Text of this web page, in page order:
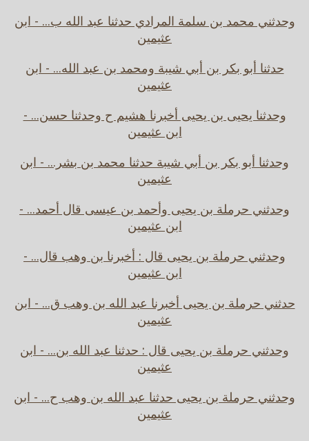
وحدثني محمد بن سلمة المرادي حدثنا عبد الله ب... - ابن
عثيمين
حدثنا أبو بكر بن أبي شيبة ومحمد بن عبد الله... - ابن
عثيمين
وحدثنا يحيى بن يحيى أخبرنا هشيم ح وحدثنا حسن... -
ابن عثيمين
وحدثنا أبو بكر بن أبي شيبة حدثنا محمد بن بشر... - ابن
عثيمين
وحدثني حرملة بن يحيى وأحمد بن عيسى قال أحمد... -
ابن عثيمين
وحدثني حرملة بن يحيى قال : أخبرنا بن وهب قال... -
ابن عثيمين
حدثني حرملة بن يحيى أخبرنا عبد الله بن وهب ق... - ابن
عثيمين
وحدثني حرملة بن يحيى قال : حدثنا عبد الله بن... - ابن
عثيمين
وحدثني حرملة بن يحيى حدثنا عبد الله بن وهب ح... - ابن
عثيمين